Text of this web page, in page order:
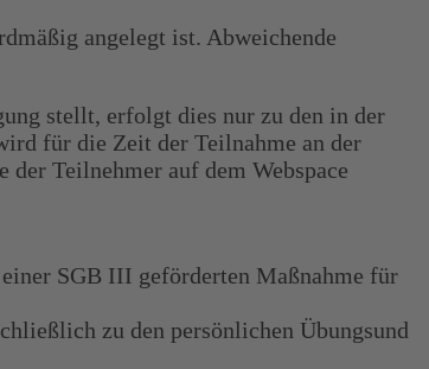
angelegt ist. Abweichende
stellt, erfolgt dies nur zu den in der
für die Zeit der Teilnahme an der
Teilnehmer auf dem Webspace
SGB III geförderten Maßnahme für
zu den persönlichen Übungsund